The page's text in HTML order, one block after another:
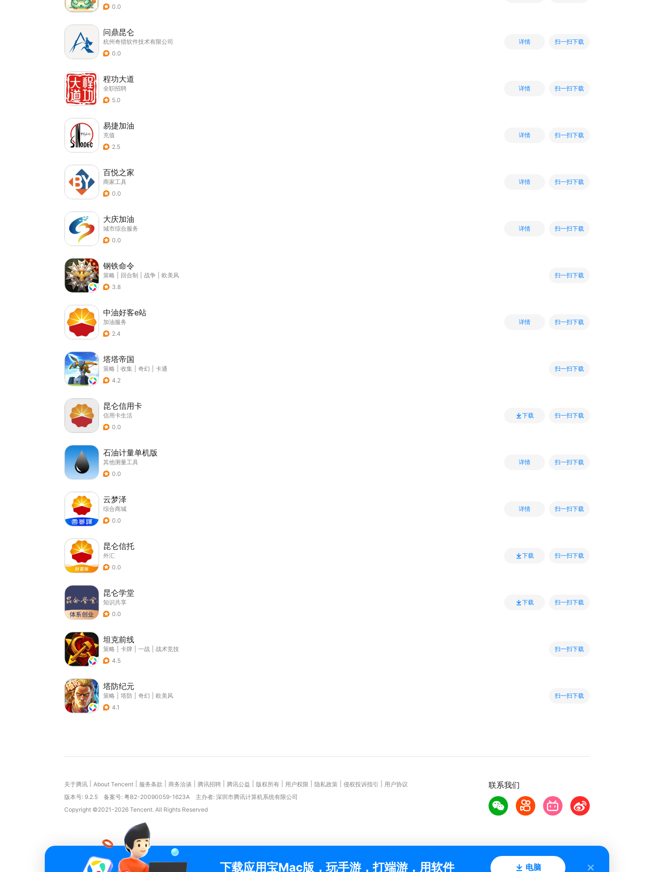
0.0
问鼎昆仑
杭州奇猎软件技术有限公司
0.0
详情 扫一扫下载
程功大道
全职招聘
5.0
详情 扫一扫下载
易捷加油
充值
2.5
详情 扫一扫下载
百悦之家
商家工具
0.0
详情 扫一扫下载
大庆加油
城市综合服务
0.0
详情 扫一扫下载
钢铁命令
策略 回合制 战争
欧美风
3.8
扫一扫下载
中油好客e站
加油服务
2.4
详情 扫一扫下载
塔塔帝国
策略 收集 奇幻
卡通
4.2
扫一扫下载
昆仑信用卡
信用卡生活
0.0
下载 扫一扫下载
石油计量单机版
其他测量工具
0.0
详情 扫一扫下载
云梦泽
综合商城
0.0
详情 扫一扫下载
昆仑信托
外汇
0.0
下载 扫一扫下载
昆仑学堂
知识共享
0.0
下载 扫一扫下载
坦克前线
策略 卡牌 一战
战术竞技
4.5
扫一扫下载
塔防纪元
策略 塔防 奇幻
欧美风
4.1
扫一扫下载
联系我们
关于腾讯 About Tencent 服务条款 商务洽谈 腾讯招聘 腾讯公益 版权所有 用户权限 隐私政策 侵权投诉指引
用户协议
版本号: 9.2.5 备案号: 粤B2-20090059-1623A
主办者: 深圳市腾讯计算机系统有限公司
Copyright ©2021-2026 Tencent. All Rights Reserved
下载应用宝Mac版，玩手游，打端游，用软件 电脑